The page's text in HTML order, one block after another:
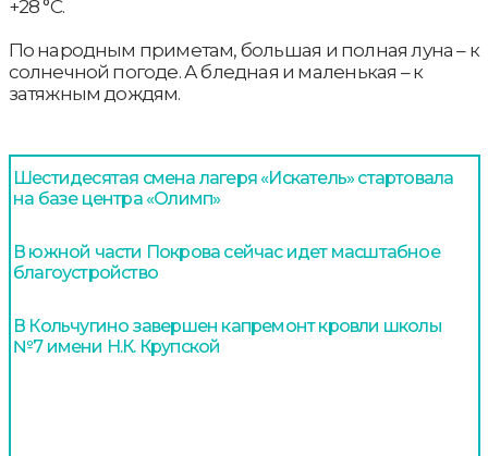
+28 °С.
По народным приметам, большая и полная луна – к
солнечной погоде. А бледная и маленькая – к
затяжным дождям.
Шестидесятая смена лагеря «Искатель» стартовала
на базе центра «Олимп»
В южной части Покрова сейчас идет масштабное
благоустройство
В Кольчугино завершен капремонт кровли школы
№7 имени Н.К. Крупской